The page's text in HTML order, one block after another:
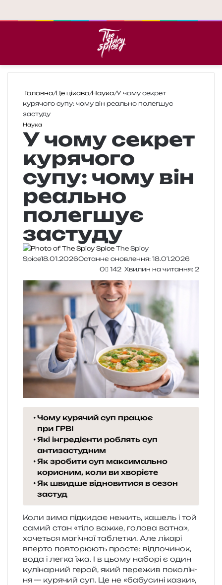
Головна/Це цікаво/Наука/У чому секрет
курячого супу: чому він реально полегшує
застуду
Наука
У чому секрет
курячого
супу: чому він
реально
полегшує
застуду
The Spicy
Spice18.01.2026Останнє оновлення: 18.01.2026
0
142 Хвилин на читання: 2
Чому курячий суп працює
при ГРВІ
Які інгредієнти роблять суп
антизастудним
Як зробити суп максимально
корисним, коли ви хворієте
Як швидше відновитися в сезон
застуд
Коли зима під­ки­дає нежить, кашель і той
самий стан «тіло важке, голо­ва ватна»,
хоче­ться магі­чної табле­тки. Але ліка­рі
впер­то повто­рю­ють про­сте: від­по­чи­нок,
вода і легка їжа. І в цьому набо­рі є один
кулі­нар­ний герой, який пере­жив поко­лі­н­
ня — куря­чий суп. Це не «бабу­си­ні казки»,